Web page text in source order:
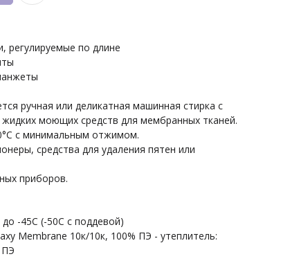
регулируемые по длине
ручная или деликатная машинная стирка с
моющих средств для мембранных тканей.
с минимальным отжимом.
средства для удаления пятен или
приборов.
-45С (-50С с поддевой)
Membrane 10к/10к, 100% ПЭ - утеплитель:
ПЭ